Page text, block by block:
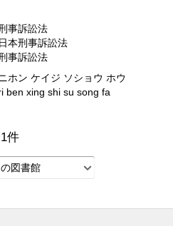
事訴訟法
日本刑事訴訟法
事訴訟法
ホン ケイジ ソショウ ホウ
ben xing shi su song fa
1件
図書館